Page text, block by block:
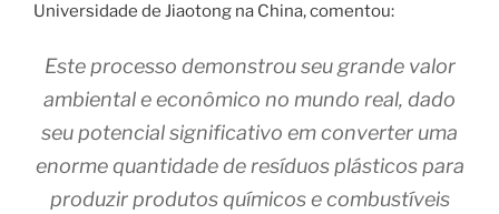
Universidade de Jiaotong na China, comentou:
Este processo demonstrou seu grande valor
ambiental e econômico no mundo real, dado
seu potencial significativo em converter uma
enorme quantidade de resíduos plásticos para
produzir produtos químicos e combustíveis